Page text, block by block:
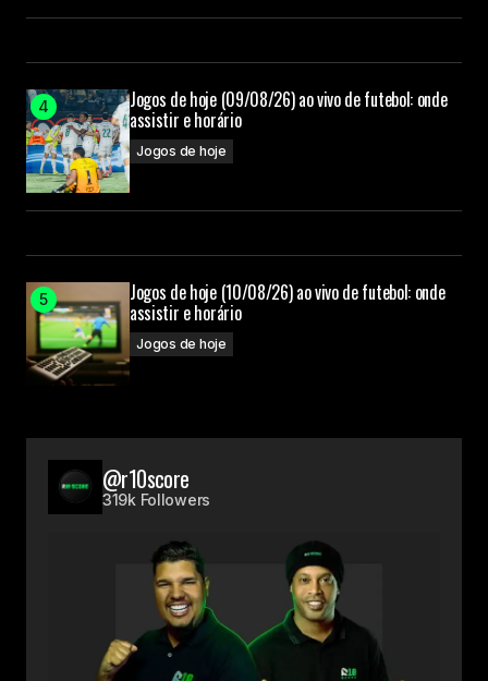
Jogos de hoje (09/08/26) ao vivo de futebol: onde
assistir e horário
Jogos de hoje
Jogos de hoje (10/08/26) ao vivo de futebol: onde
assistir e horário
Jogos de hoje
@r10score
319k Followers